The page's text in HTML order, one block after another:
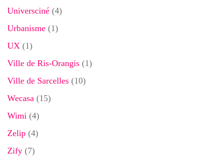
Universciné (4)
Urbanisme (1)
UX (1)
Ville de Ris-Orangis (1)
Ville de Sarcelles (10)
Wecasa (15)
Wimi (4)
Zelip (4)
Zify (7)